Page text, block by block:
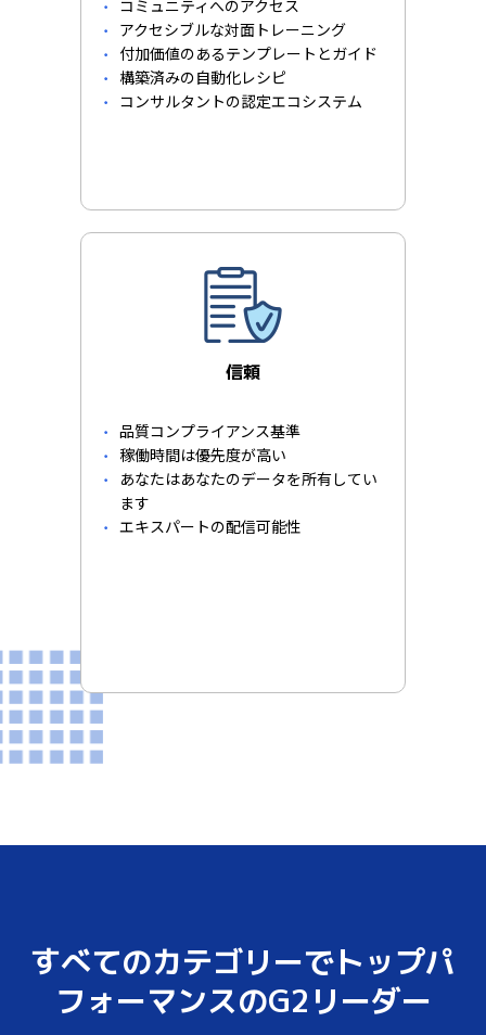
コミュニティへのアクセス
アクセシブルな対面トレーニング
付加価値のあるテンプレートとガイド
構築済みの自動化レシピ
コンサルタントの認定エコシステム
信頼
品質コンプライアンス基準
稼働時間は優先度が高い
あなたはあなたのデータを所有してい
ます
エキスパートの配信可能性
すべてのカテゴリーでトップパ
フォーマンスのG2リーダー